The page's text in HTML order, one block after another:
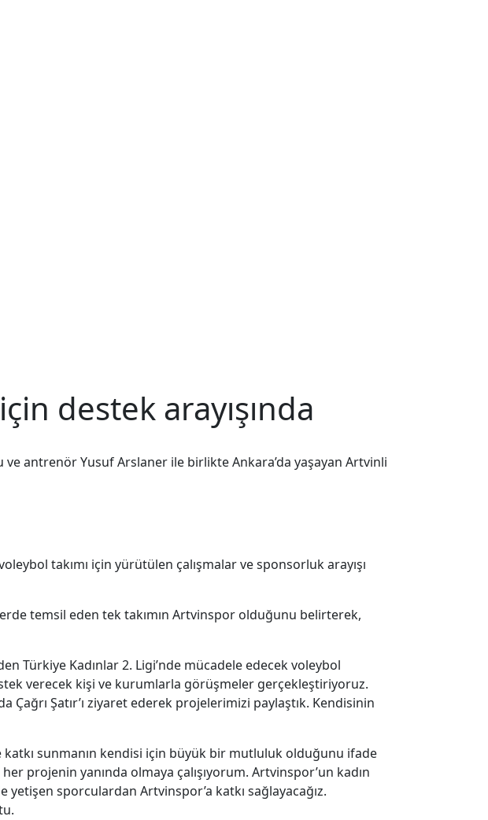
destek arayışında
antrenör Yusuf Arslaner ile birlikte Ankara’da yaşayan Artvinli
takımı için yürütülen çalışmalar ve sponsorluk arayışı
temsil eden tek takımın Artvinspor olduğunu belirterek,
Türkiye Kadınlar 2. Ligi’nde mücadele edecek voleybol
verecek kişi ve kurumlarla görüşmeler gerçekleştiriyoruz.
Çağrı Şatır’ı ziyaret ederek projelerimizi paylaştık. Kendisinin
katkı sunmanın kendisi için büyük bir mutluluk olduğunu ifade
projenin yanında olmaya çalışıyorum. Artvinspor’un kadın
sporculardan Artvinspor’a katkı sağlayacağız.